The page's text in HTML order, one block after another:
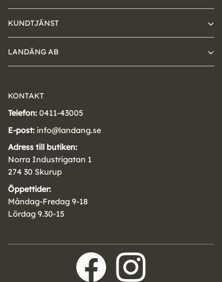
KUNDTJÄNST
LANDÄNG AB
KONTAKT
Telefon: 0411-43005
E-post: info@landang.se
Adress till butiken:
Norra Industrigatan 1
274 30 Skurup
Öppettider:
Måndag-Fredag 9-18
Lördag 9.30-15